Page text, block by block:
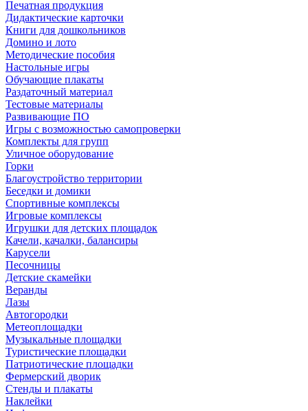
Печатная продукция
Дидактические карточки
Книги для дошкольников
Домино и лото
Методические пособия
Настольные игры
Обучающие плакаты
Раздаточный материал
Тестовые материалы
Развивающие ПО
Игры с возможностью самопроверки
Комплекты для групп
Уличное оборудование
Горки
Благоустройство территории
Беседки и домики
Спортивные комплексы
Игровые комплексы
Игрушки для детских площадок
Качели, качалки, балансиры
Карусели
Песочницы
Детские скамейки
Веранды
Лазы
Автогородки
Метеоплощадки
Музыкальные площадки
Туристические площадки
Патриотические площадки
Фермерский дворик
Стенды и плакаты
Наклейки